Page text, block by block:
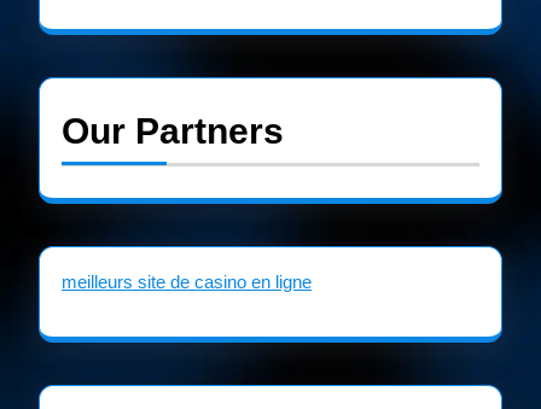
Our Partners
meilleurs site de casino en ligne